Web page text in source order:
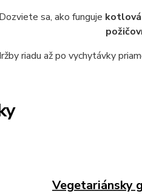
Dozviete sa, ako funguje
riadu až po vychytávky
Vegetariánsky